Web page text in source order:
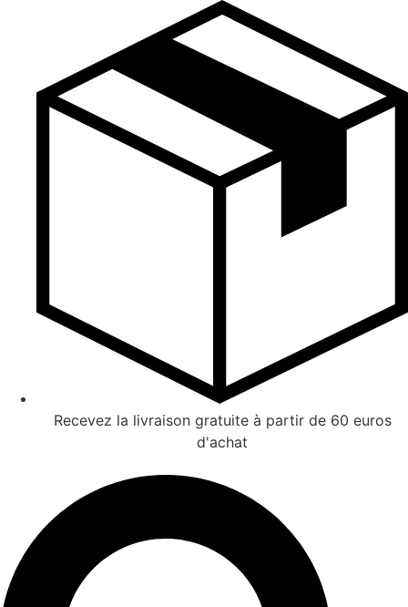
Recevez la livraison gratuite à partir de 60 euros
d'achat